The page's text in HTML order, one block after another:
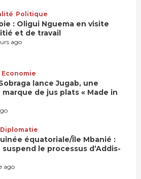
Politique
: Oligui Nguema en visite
et de travail
ago
Economie
lance Jugab, une
de jus plats « Made in
Diplomatie
équatoriale/Île Mbanié :
le processus d’Addis-
ago